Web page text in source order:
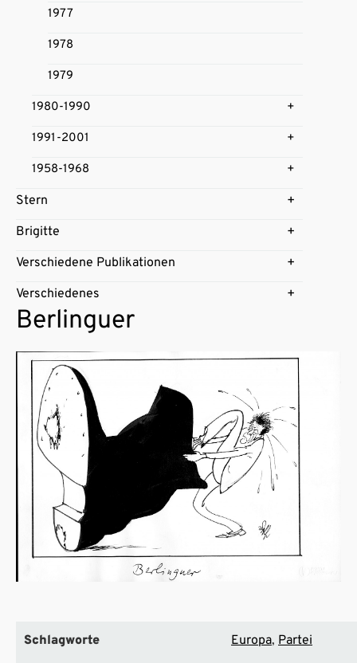
1977
1978
1979
1980-1990
1991-2001
1958-1968
Stern
Brigitte
Verschiedene Publikationen
Verschiedenes
Berlinguer
Schlagworte Europa Partei